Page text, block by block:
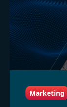
Marketing